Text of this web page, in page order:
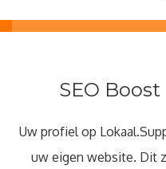
SEO
Uw profiel op
uw eigen website. Dit